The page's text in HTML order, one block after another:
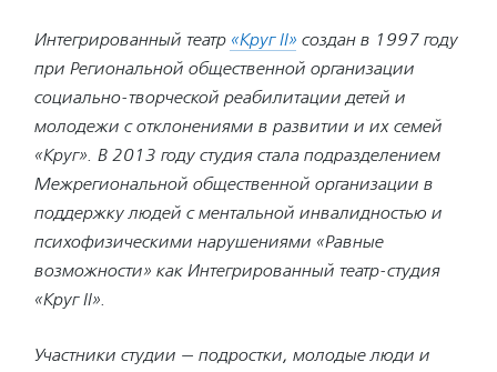
Интегрированный театр «Круг II» создан в 1997 году
при Региональной общественной организации
социально-творческой реабилитации детей и
молодежи с отклонениями в развитии и их семей
«Круг». В 2013 году студия стала подразделением
Межрегиональной общественной организации в
поддержку людей с ментальной инвалидностью и
психофизическими нарушениями «Равные
возможности» как Интегрированный театр-студия
«Круг II».
Участники студии — подростки, молодые люди и